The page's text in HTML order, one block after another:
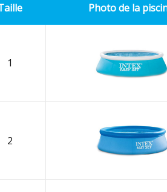
Photo de la
1
2